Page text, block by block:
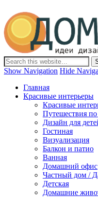
Дом-Цветник
Дизайн интерьера и
Идеи со всего мира.
Show Navigation Hide
Главная
Красивые интерьеры
Красивые
Путешествия
Дизайн для
Гостиная
Визуализация
Балкон и патио
Ванная
Домашний офис
Частный дом /
Детская
Домашние